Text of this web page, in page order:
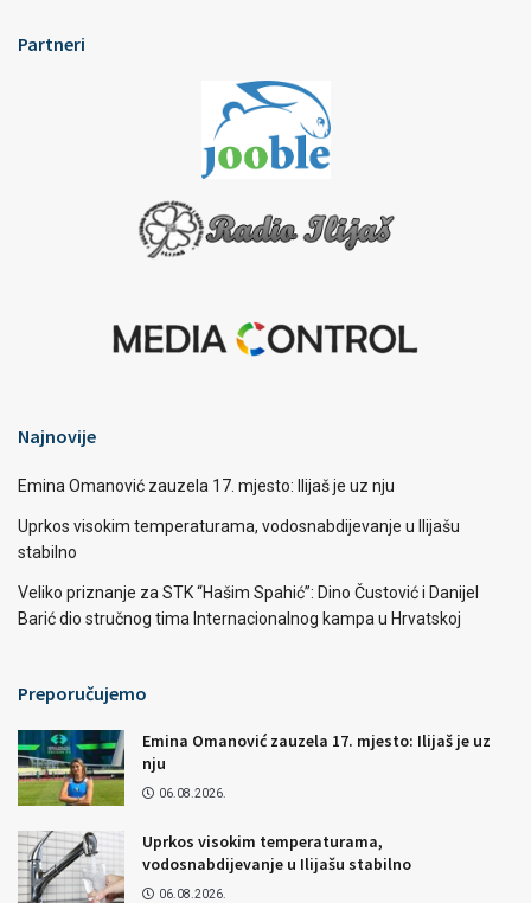
Partneri
Najnovije
Emina Omanović zauzela 17. mjesto: Ilijaš je uz nju
Uprkos visokim temperaturama, vodosnabdijevanje u Ilijašu
stabilno
Veliko priznanje za STK “Hašim Spahić”: Dino Čustović i Danijel
Barić dio stručnog tima Internacionalnog kampa u Hrvatskoj
Preporučujemo
Emina Omanović zauzela 17. mjesto: Ilijaš je uz
nju
06.08.2026.
Uprkos visokim temperaturama,
vodosnabdijevanje u Ilijašu stabilno
06.08.2026.